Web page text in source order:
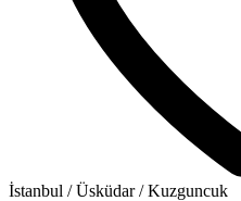
İstanbul / Üsküdar / Kuzguncuk